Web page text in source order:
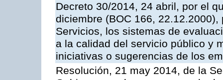
Decreto 30/2014, 24 abril, por el
diciembre (BOC 166,
Servicios, los sistemas de
a la calidad del servicio público y
iniciativas o sugerencias de los
Resolución, 21 may 2014, de la